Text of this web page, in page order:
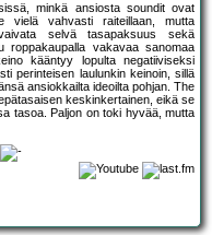
minkä ansiosta soundit ovat
vielä vahvasti raiteillaan, mutta
selvä tasapaksuus sekä
roppakaupalla vakavaa sanomaa
kääntyy lopulta negatiiviseksi
perinteisen laulunkin keinoin, sillä
ansiokkailta ideoilta pohjan. The
keskinkertainen, eikä se
tasoa. Paljon on toki hyvää, mutta